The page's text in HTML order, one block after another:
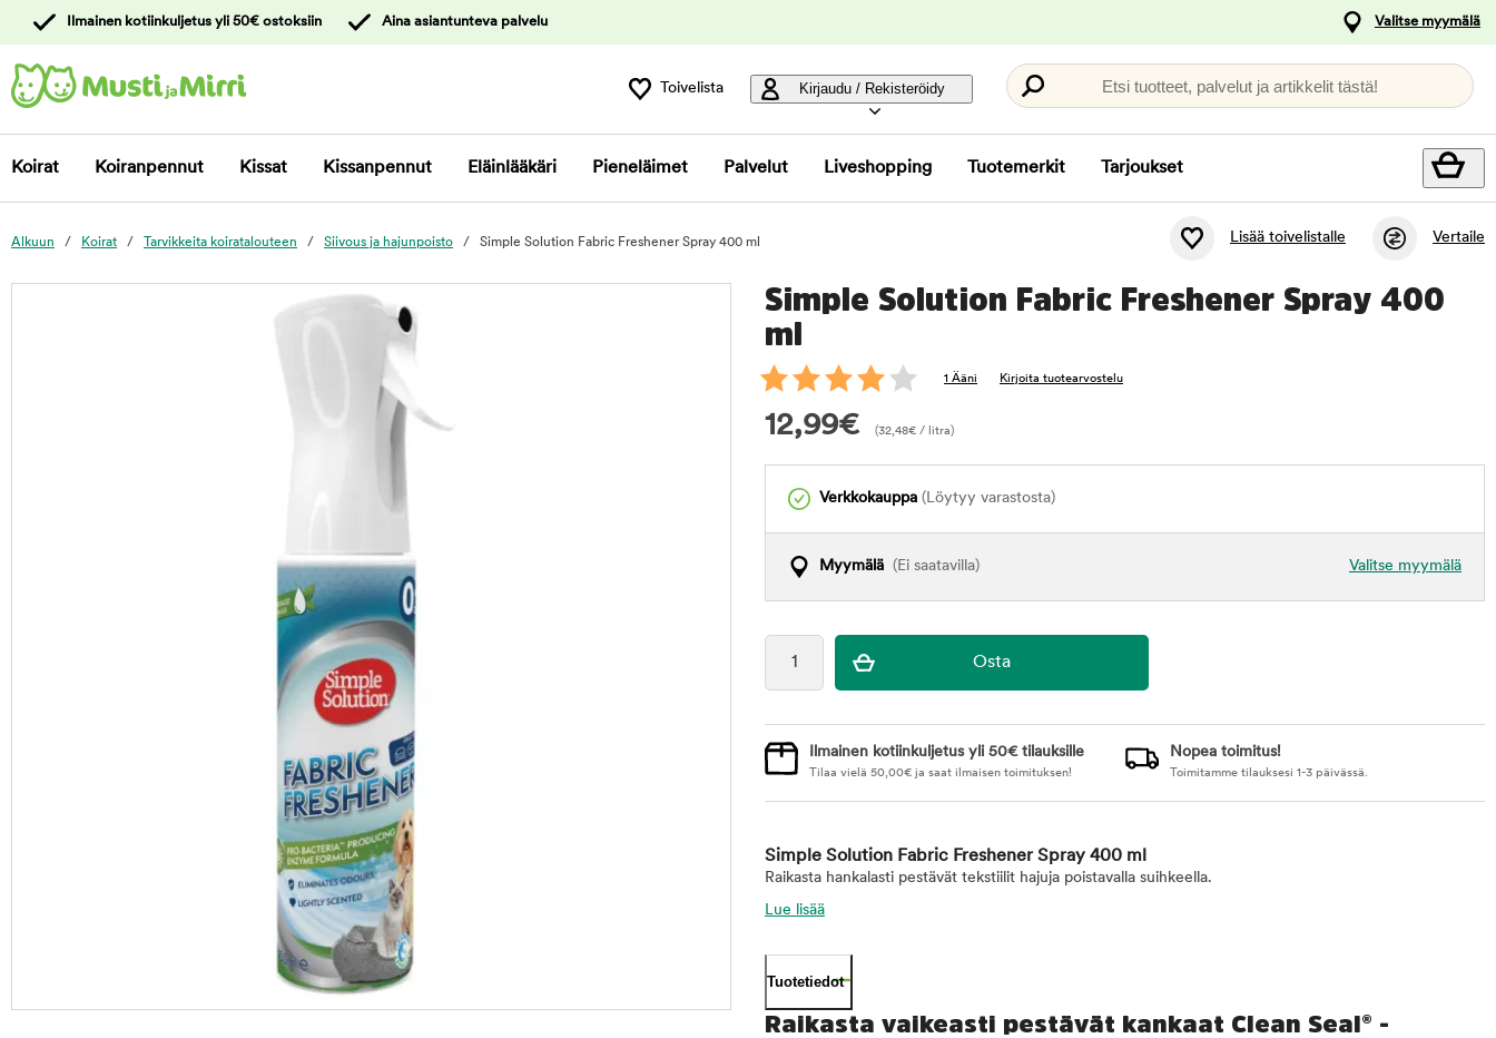
asiakaspalveluun
Ilmainen kotiinkuljetus yli 50€ ostoksiin Aina asiantunteva palvelu Valitse myymälä
Toivelista Kirjaudu / Rekisteröidy Etsi tuotteet, palvelut ja artikkelit tästä!
Koirat Koiranpennut Kissat Kissanpennut Eläinlääkäri Pieneläimet Palvelut Liveshopping Tuotemerkit Tarjoukset
Alkuun Koirat Tarvikkeita koiratalouteen Siivous ja hajunpoisto Simple Solution Fabric Freshener Spray 400 ml Lisää toivelistalle Vertaile
Simple Solution Fabric Freshener Spray 400
ml
1 Ääni Kirjoita tuotearvostelu
12,99€ (32,48€ / litra)
Verkkokauppa (Löytyy varastosta)
Valitse myymälä
Myymälä (Ei saatavilla)
Ilmainen kotiinkuljetus yli 50€ tilauksille
Tilaa vielä 50,00€ ja saat ilmaisen toimituksen!
Nopea toimitus!
Toimitamme tilauksesi 1-3 päivässä.
Simple Solution Fabric Freshener Spray 400 ml
Raikasta hankalasti pestävät tekstiilit hajuja poistavalla suihkeella.
Lue lisää
Tuotetiedot
Raikasta vaikeasti pestävät kankaat Clean Seal® -